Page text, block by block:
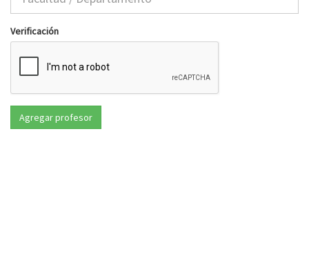
Verificación